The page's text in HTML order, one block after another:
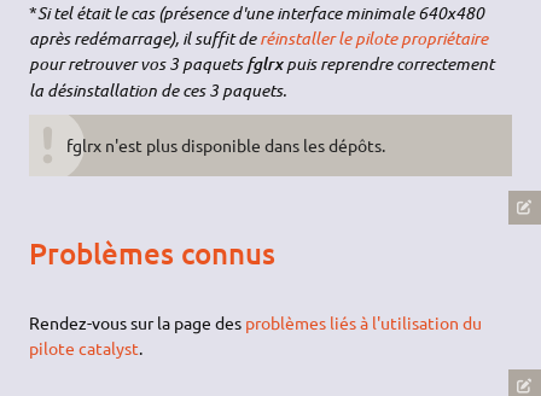
*Si tel était le cas (présence d'une interface minimale 640x480
après redémarrage), il suffit deréinstaller le pilote propriétaire
pour retrouver vos 3 paquetsfglrxpuis reprendre correctement
la désinstallation de ces 3 paquets.
fglrx n'est plus disponible dans les dépôts.
Problèmes connus
Rendez-vous sur la page des problèmes liés à l'utilisation du
pilote catalyst.